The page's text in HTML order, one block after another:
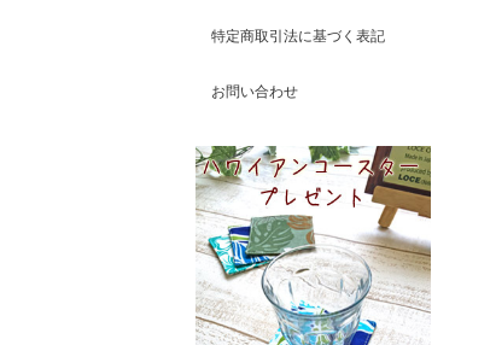
特定商取引法に基づく表記
お問い合わせ